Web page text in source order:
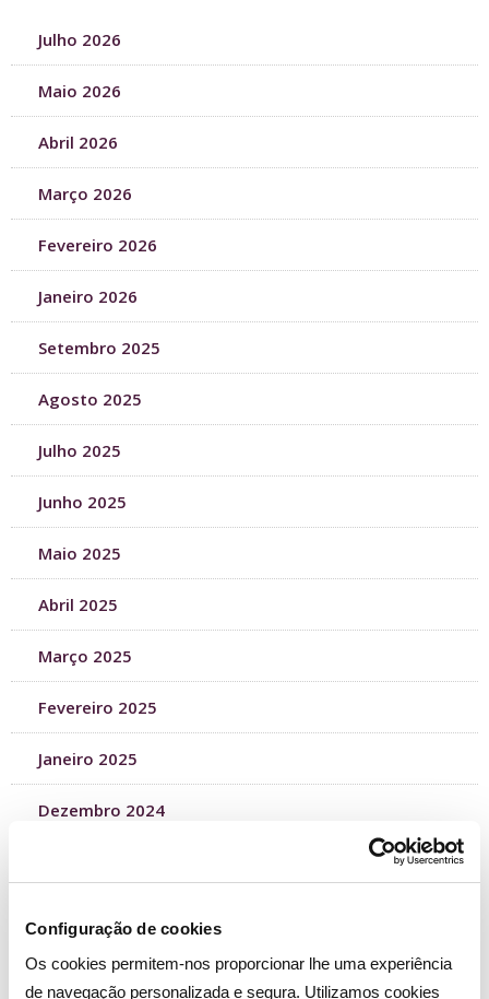
Configuração de cookies
Os cookies permitem-nos proporcionar lhe uma experiência
de navegação personalizada e segura. Utilizamos cookies
Julho 2026
Maio 2026
Abril 2026
Março 2026
Fevereiro 2026
Janeiro 2026
Setembro 2025
Agosto 2025
Julho 2025
Junho 2025
Maio 2025
Abril 2025
Março 2025
Fevereiro 2025
Janeiro 2025
Dezembro 2024
Setembro 2024